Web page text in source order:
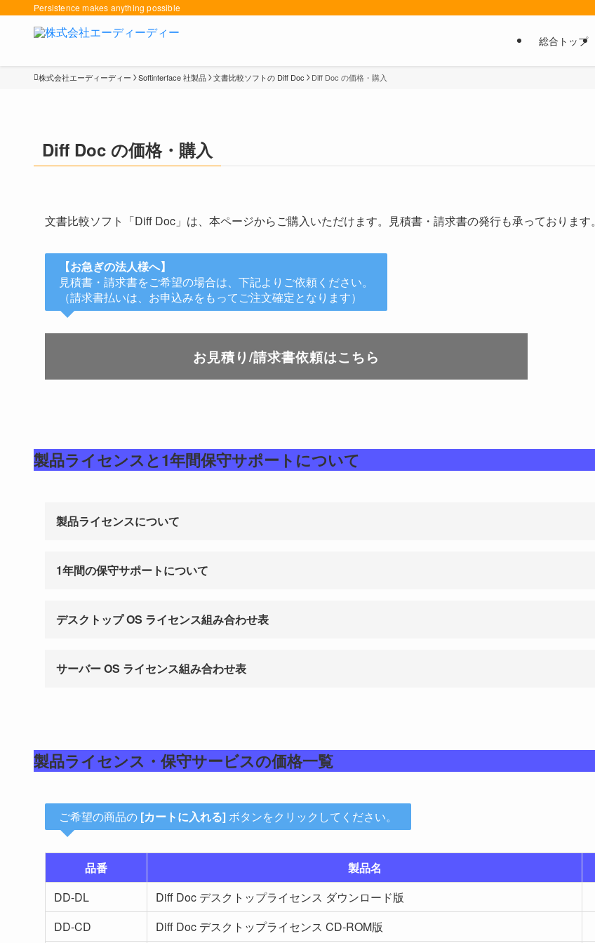
Persistence makes anything possible
総合トップ
株式会社エーディーディー Softinterface 社製品 文書比較ソフトの Diff Doc Diff Doc の価格・購入
Diff Doc の価格・購入
文書比較ソフト「Diff Doc」は、本ページからご購入いただけます。見積書・請求書の発行も承っております。
【お急ぎの法人様へ】
見積書・請求書をご希望の場合は、下記よりご依頼ください。
（請求書払いは、お申込みをもってご注文確定となります）
お見積り/請求書依頼はこちら
製品ライセンスと1年間保守サポートについて
製品ライセンスについて
1年間の保守サポートについて
デスクトップ OS ライセンス組み合わせ表
サーバー OS ライセンス組み合わせ表
製品ライセンス・保守サービスの価格一覧
ご希望の商品の [カートに入れる]ボタンをクリックしてください。
品番 製品名
DD-DL
Diff Doc デスクトップライセンス ダウンロード版
DD-CD
Diff Doc デスクトップライセンス CD-ROM版